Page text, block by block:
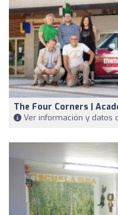
The Four Corners |
Ver información y datos